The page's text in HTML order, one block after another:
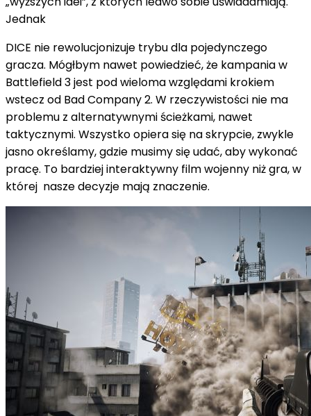
Jednak
DICE nie rewolucjonizuje trybu dla pojedynczego
gracza. Mógłbym nawet powiedzieć, że kampania w
Battlefield 3 jest pod wieloma względami krokiem
wstecz od Bad Company 2. W rzeczywistości nie ma
problemu z alternatywnymi ścieżkami, nawet
taktycznymi. Wszystko opiera się na skrypcie, zwykle
jasno określamy, gdzie musimy się udać, aby wykonać
pracę. To bardziej interaktywny film wojenny niż gra, w
której nasze decyzje mają znaczenie.